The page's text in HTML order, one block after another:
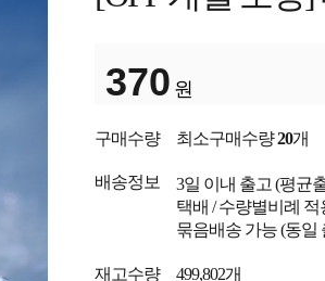
370 원
구매수량 최소구매수량20개
배송정보 3일 이내 출고 (평균
택배 / 수량별비례
묶음배송 가능 (동일
재고수량 499,802개